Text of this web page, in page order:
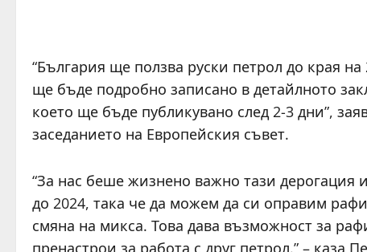
“България ще ползва руски петрол до края
ще бъде подробно записано в детайлното
което ще бъде публикувано след 2-3 дни”,
заседанието на Европейския съвет.
“За нас беше жизнено важно тази дерогация
до 2024, така че да можем да си оправим
смяна на микса. Това дава възможност за
пренастрои за работа с друг петрол.” – каза